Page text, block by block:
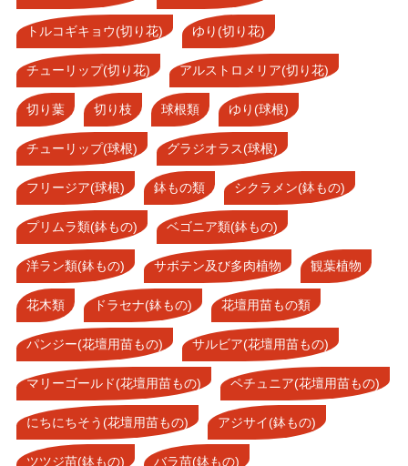
トルコギキョウ(切り花) ゆり(切り花)
チューリップ(切り花) アルストロメリア(切り花)
切り葉 切り枝 球根類 ゆり(球根)
チューリップ(球根) グラジオラス(球根)
フリージア(球根) 鉢もの類 シクラメン(鉢もの)
プリムラ類(鉢もの) ベゴニア類(鉢もの)
洋ラン類(鉢もの) サボテン及び多肉植物 観葉植物
花木類 ドラセナ(鉢もの) 花壇用苗もの類
パンジー(花壇用苗もの) サルビア(花壇用苗もの)
マリーゴールド(花壇用苗もの) ペチュニア(花壇用苗もの)
にちにちそう(花壇用苗もの) アジサイ(鉢もの)
ツツジ苗(鉢もの) バラ苗(鉢もの)